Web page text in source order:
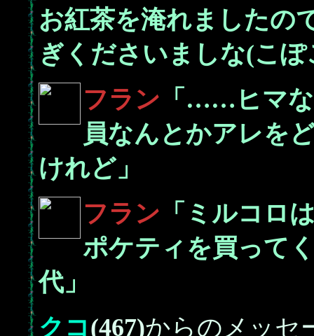
お紅茶を淹れましたの
ぎくださいましな(こ
フラン 「……ヒマ
員なんとかアレを
けれど」
フラン 「ミルコロ
ポケティを買って
代」
クコ(467)からのメッセ